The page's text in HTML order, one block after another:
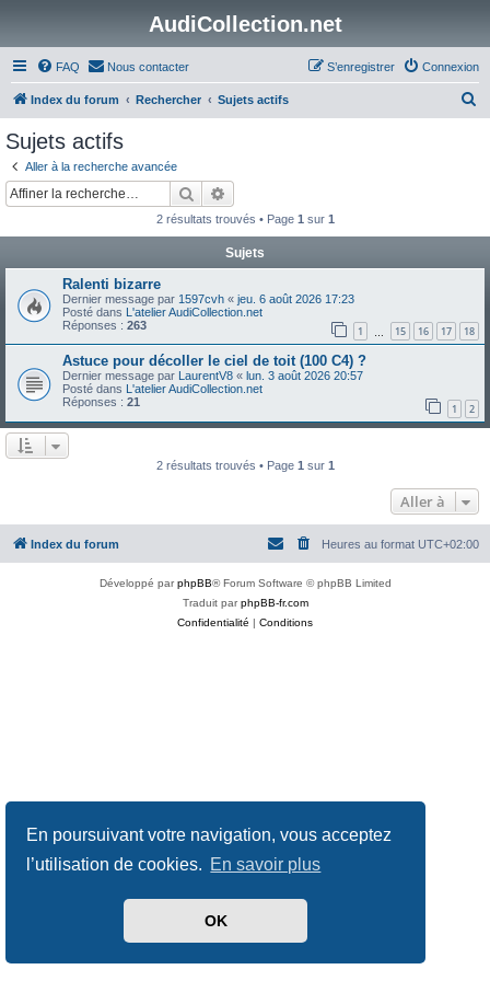
En poursuivant votre navigation, vous acceptez
l’utilisation de cookies. En savoir plus
OK
AudiCollection.net
FAQ Nous contacter Connexion
S’enregistrer
Index du forum Rechercher Sujets actifs
Sujets actifs
Aller à la recherche avancée
Rechercher
2 résultats trouvés • Page 1 sur 1
Sujets
Ralenti bizarre
Dernier message par 1597cvh « jeu. 6 août 2026 17:23
Posté dans L'atelier AudiCollection.net
Réponses : 263 1 15 16 17 18
Astuce pour décoller le ciel de toit (100 C4) ?
Dernier message par LaurentV8 « lun. 3 août 2026 20:57
Posté dans L'atelier AudiCollection.net
Réponses : 21 1 2
2 résultats trouvés • Page 1 sur 1
Aller à
Index du forum Heures au format UTC+02:00
Développé parphpBB® Forum Software © phpBB Limited
Traduit parphpBB-fr.com
Confidentialité | Conditions